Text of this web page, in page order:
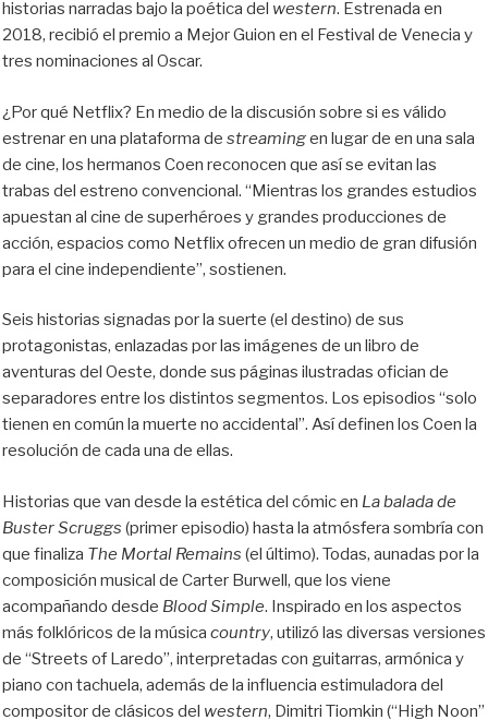
historias narradas bajo la poética del western. Estrenada en
2018, recibió el premio a Mejor Guion en el Festival de Venecia y
tres nominaciones al Oscar.
¿Por qué Netflix? En medio de la discusión sobre si es válido
estrenar en una plataforma de streamingen lugar de en una sala
de cine, los hermanos Coen reconocen que así se evitan las
trabas del estreno convencional. “Mientras los grandes estudios
apuestan al cine de superhéroes y grandes producciones de
acción, espacios como Netflix ofrecen un medio de gran difusión
para el cine independiente”, sostienen.
Seis historias signadas por la suerte (el destino) de sus
protagonistas, enlazadas por las imágenes de un libro de
aventuras del Oeste, donde sus páginas ilustradas ofician de
separadores entre los distintos segmentos. Los episodios “solo
tienen en común la muerte no accidental”. Así definen los Coen la
resolución de cada una de ellas.
Historias que van desde la estética del cómic en La balada de
Buster Scruggs (primer episodio) hasta la atmósfera sombría con
que finaliza The Mortal Remains (el último). Todas, aunadas por la
composición musical de Carter Burwell, que los viene
acompañando desde Blood Simple. Inspirado en los aspectos
más folklóricos de la música country, utilizó las diversas versiones
de “Streets of Laredo”, interpretadas con guitarras, armónica y
piano con tachuela, además de la influencia estimuladora del
compositor de clásicos del western, Dimitri Tiomkin (“High Noon”